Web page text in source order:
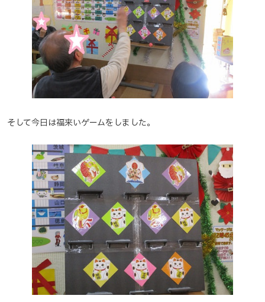
そして今日は福来いゲームをしました。